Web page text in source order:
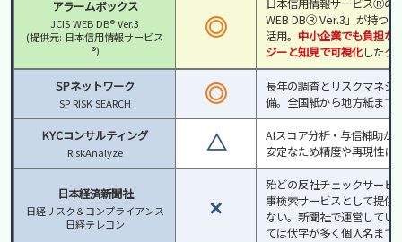
アラームボックス
JCIS WEB DB® Ver.3
(提供元: 日本信用情報サービス
®)
◎
日本信用情報サービスⓇの
WEB DBⓇ Ver.3」が持つ
活用。 中小企業でも負担な
ジーと知見で可視化したク
SPネットワーク
SP RISK SEARCH ◎
長年の調査とリスクマネジ
備。全国紙から地方紙まで
KYCコンサルティング
RiskAnalyze △
AIスコア分析・与信補助が
安定なため精度や再現性に
日本経済新聞社
日経リスク＆コンプライアンス
日経テレコン
✕
殆どの反社チェックサービ
事検索サービスとして提供
ない。新聞社で運営してい
ては伏字が多く個人名まで